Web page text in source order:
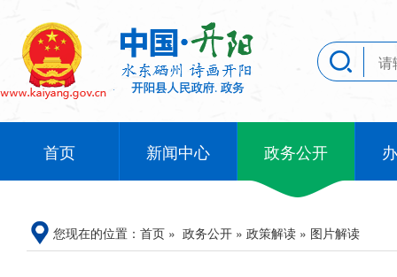
首页 新闻中心 政务公开
您现在的位置： 首页 » 政务公开 » 政策解读 » 图片解读